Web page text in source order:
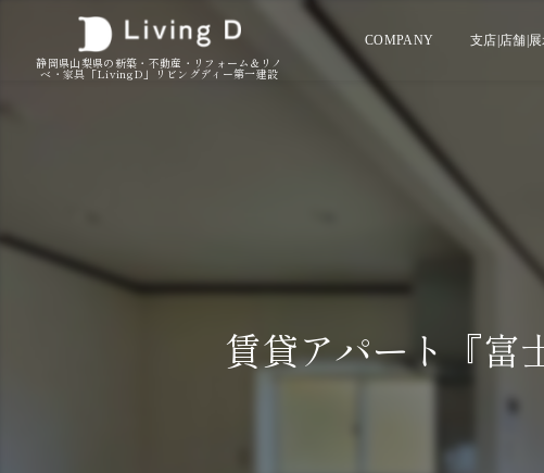
静岡県山梨県の新築・不動産・リフォーム＆リノ
ベ・家具「LivingD」リビングディー第一建設
COMPANY 支店|店舗|
賃貸アパート『